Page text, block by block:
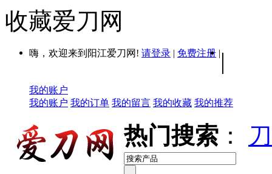
收藏爱刀网
嗨，欢迎来到阳江爱刀网! 请登录 | 免费注册 | |
我的账户
我的账户 我的订单 我的留言 我的收藏 我的推荐
热门搜索 ：